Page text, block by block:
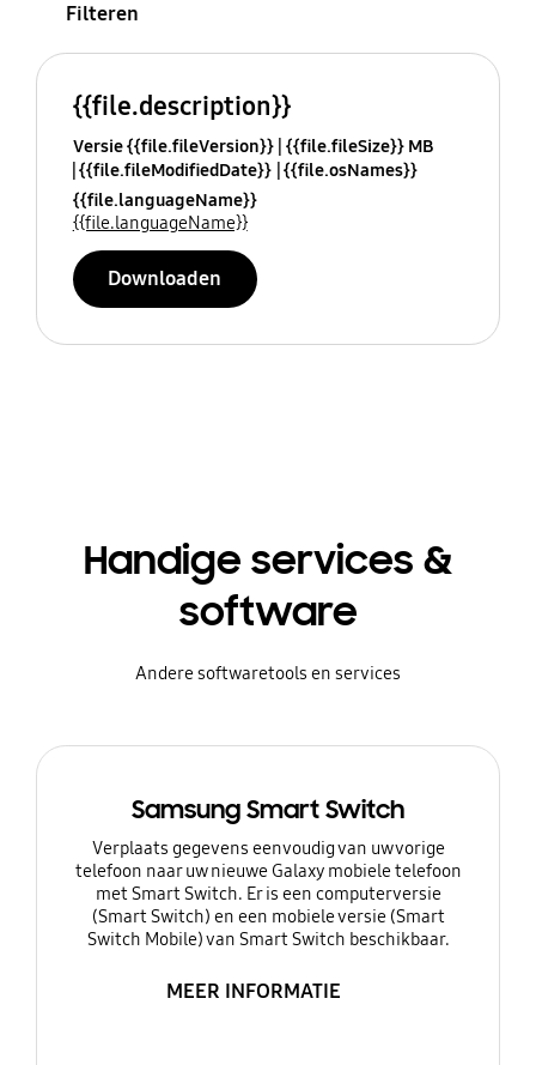
Filteren
{{file.description}}
Versie {{file.fileVersion}} {{file.fileSize}} MB
{{file.fileModifiedDate}} {{file.osNames}}
{{file.languageName}}
{{file.languageName}}
Downloaden
Handige services &
software
Andere softwaretools en services
Samsung Smart Switch
Verplaats gegevens eenvoudig van uw vorige
telefoon naar uw nieuwe Galaxy mobiele telefoon
met Smart Switch. Er is een computerversie
(Smart Switch) en een mobiele versie (Smart
Switch Mobile) van Smart Switch beschikbaar.
MEER INFORMATIE